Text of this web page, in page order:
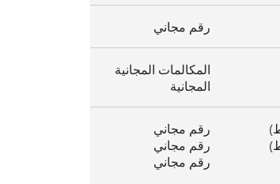
رقم مجاني
المكالمات المجانية
المجانية
رقم مجاني
رقم مجاني
رقم مجاني